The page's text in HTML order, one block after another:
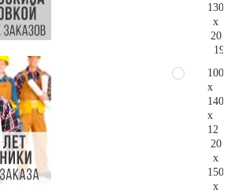
130
x
20
100
x
140
x
12
20
x
150
x